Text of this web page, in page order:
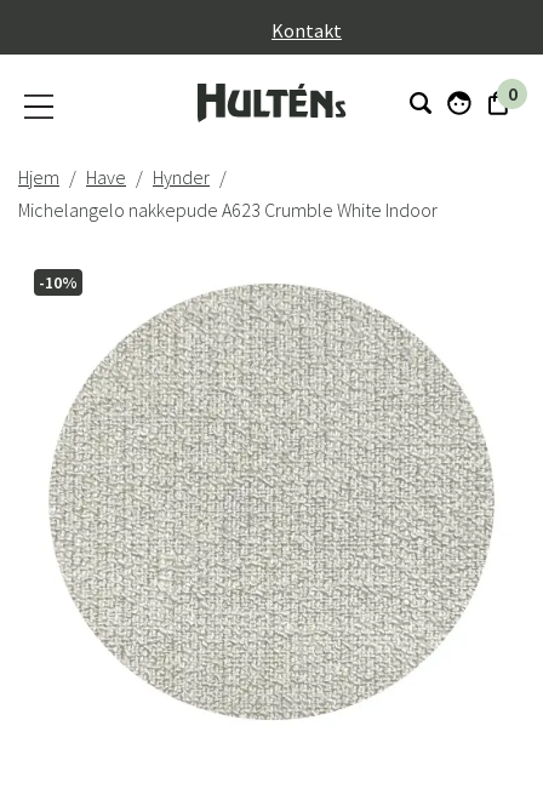
Kontakt
0
Hjem Have
Hynder
Michelangelo nakkepude A623 Crumble White Indoor
-10%